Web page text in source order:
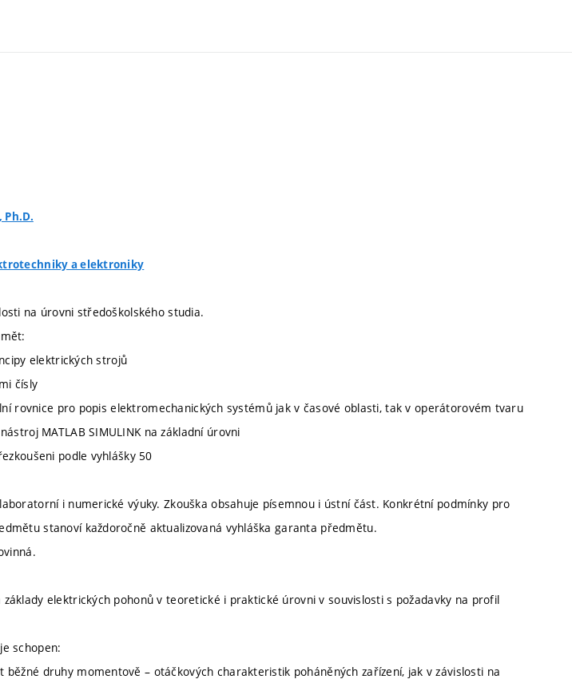
Ph.D.
a elektroniky
na úrovni středoškolského studia.
elektrických strojů
čísly
rovnice pro popis elektromechanických systémů jak v časové oblasti, tak v operátorovém tvaru
MATLAB SIMULINK na základní úrovni
podle vyhlášky 50
i numerické výuky. Zkouška obsahuje písemnou i ústní část. Konkrétní podmínky pro
stanoví každoročně aktualizovaná vyhláška garanta předmětu.
základy elektrických pohonů v teoretické i praktické úrovni v souvislosti s požadavky na profil
schopen:
běžné druhy momentově – otáčkových charakteristik poháněných zařízení, jak v závislosti na